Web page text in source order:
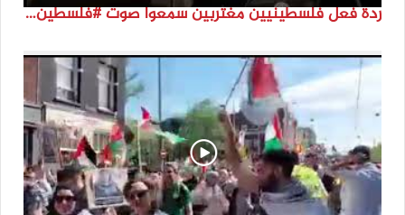
ردة فعل فلسطينيين مغتربين سمعوا صوت #فلسطين لأول مرة #نتماء2022 #القدس_موعدنا #النكبة74